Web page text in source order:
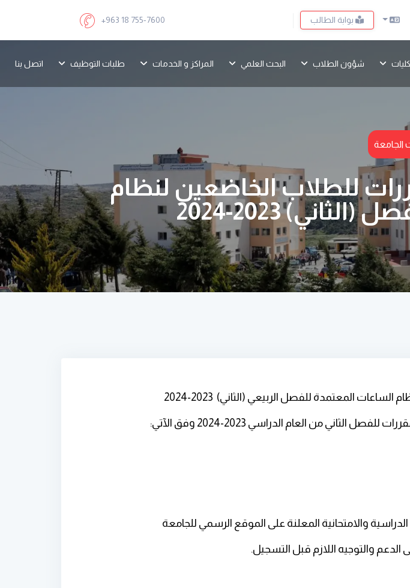
بوابة الطالب +963 18 755-7600
شؤون الطلاب البحث العلمي المراكز و الخدمات طلبات التوظيف اتصل بنا
الجامعة
للطلاب الخاضعين لنظام
2023-2024
المعتمدة للفصل الربيعي (الثاني) 2023-2024
الثاني من العام الدراسي 2023-2024 وفق الآتي:
والامتحانية المعلنة على الموقع الرسمي للجامعة
والتوجيه اللازم قبل التسجيل.